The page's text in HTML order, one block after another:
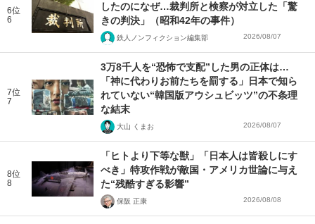
6位
6
したのになぜ…裁判所と検察が対立した「驚
きの判決」（昭和42年の事件）
鉄人ノンフィクション編集部 2026/08/07
7位
7
3万8千人を“恐怖で支配”した男の正体は…
「神に代わりお前たちを罰する」日本で知ら
れていない“韓国版アウシュビッツ”の不条理
な結末
大山 くまお 2026/08/07
8位
8
「ヒトより下等な獣」「日本人は皆殺しにす
べき」特攻作戦が敵国・アメリカ世論に与え
た“残酷すぎる影響”
保阪 正康 2026/08/08